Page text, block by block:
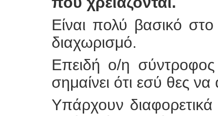
Είναι πολύ βασικό
διαχωρισμό.
Επειδή ο/η
σημαίνει ότι εσύ θες
Υπάρχουν